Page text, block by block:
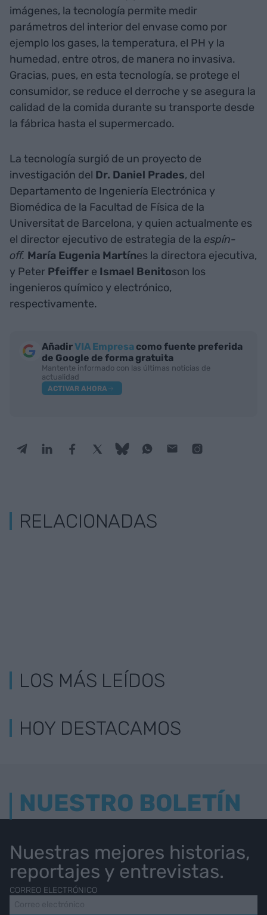
imágenes, la tecnología permite medir
parámetros del interior del envase como por
ejemplo los gases, la temperatura, el PH y la
humedad, entre otros, de manera no invasiva.
Gracias, pues, en esta tecnología, se protege el
consumidor, se reduce el derroche y se asegura la
calidad de la comida durante su transporte desde
la fábrica hasta el supermercado.
La tecnología surgió de un proyecto de
investigación del Dr. Daniel Prades, del
Departamento de Ingeniería Electrónica y
Biomédica de la Facultad de Física de la
Universitat de Barcelona, y quien actualmente es
el director ejecutivo de estrategia de la espín-
off. María Eugenia Martínes la directora ejecutiva,
y Peter Pfeiffer e Ismael Benitoson los
ingenieros químico y electrónico,
respectivamente.
AñadirVIA Empresa como fuente preferida
de Google de forma gratuita
Mantente informado con las últimas noticias de
actualidad
ACTIVAR AHORA
RELACIONADAS
LOS MÁS LEÍDOS
HOY DESTACAMOS
NUESTRO BOLETÍN
Nuestras mejores historias,
reportajes y entrevistas.
CORREO ELECTRÓNICO